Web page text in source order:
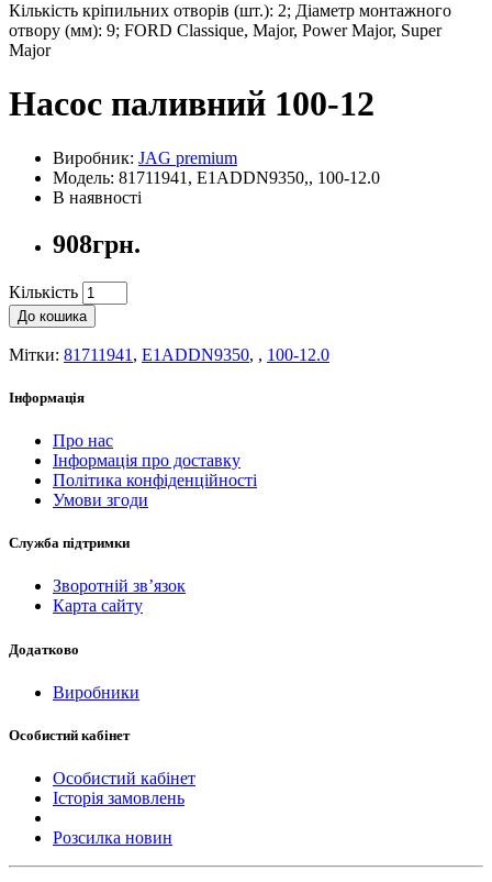
Кількість кріпильних отворів (шт.): 2; Діаметр монтажного
отвору (мм): 9; FORD Classique, Major, Power Major, Super
Major
Насос паливний 100-12
Виробник: JAG premium
Модель: 81711941, E1ADDN9350,, 100-12.0
В наявності
908грн.
Кількість
До кошика
Мітки: 81711941 , E1ADDN9350, , 100-12.0
Інформація
Про нас
Інформація про доставку
Політика конфіденційності
Умови згоди
Служба підтримки
Зворотній зв’язок
Карта сайту
Додатково
Виробники
Особистий кабінет
Особистий кабінет
Історія замовлень
Розсилка новин